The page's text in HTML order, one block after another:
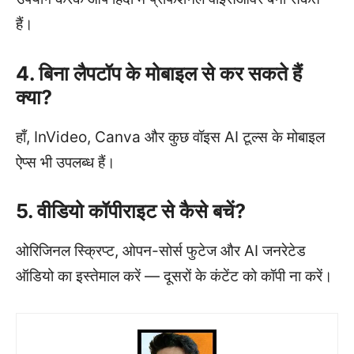
हैं।
4. बिना लैपटॉप के मोबाइल से कर सकते हैं
क्या?
हाँ, InVideo, Canva और कुछ वॉइस AI टूल्स के मोबाइल
ऐप्स भी उपलब्ध हैं।
5. वीडियो कॉपीराइट से कैसे बचें?
ओरिजिनल स्क्रिप्ट, ओपन-सोर्स फुटेज और AI जनरेटेड
ऑडियो का इस्तेमाल करें — दूसरों के कंटेंट को कॉपी ना करें।